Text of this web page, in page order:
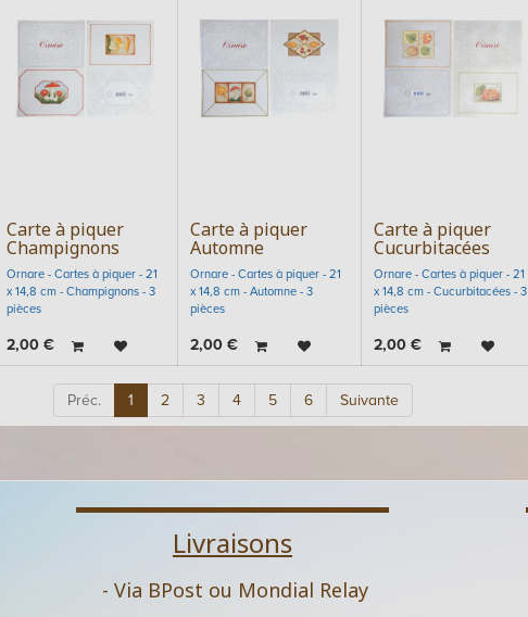
Carte à piquer
Champignons
Ornare - Cartes à piquer - 21
x 14,8 cm - Champignons - 3
pièces
2,00€
Carte à piquer
Automne
Ornare - Cartes à piquer - 21
x 14,8 cm - Automne - 3
pièces
2,00€
Carte à piquer
Cucurbitacées
Ornare - Cartes à piquer - 21
x 14,8 cm - Cucurbitacées - 3
pièces
2,00€
Préc. 1 2 3 4 5 6 Suivante
Livraisons
- Via BPost ou Mondial Relay